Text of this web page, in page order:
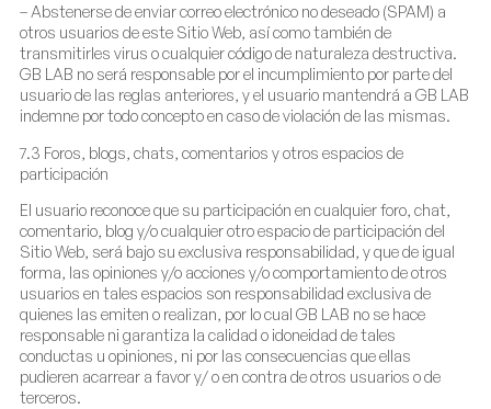
– Abstenerse de enviar correo electrónico no deseado (SPAM) a
otros usuarios de este Sitio Web, así como también de
transmitirles virus o cualquier código de naturaleza destructiva.
GB LAB no será responsable por el incumplimiento por parte del
usuario de las reglas anteriores, y el usuario mantendrá a GB LAB
indemne por todo concepto en caso de violación de las mismas.
7.3 Foros, blogs, chats, comentarios y otros espacios de
participación
El usuario reconoce que su participación en cualquier foro, chat,
comentario, blog y/o cualquier otro espacio de participación del
Sitio Web, será bajo su exclusiva responsabilidad, y que de igual
forma, las opiniones y/o acciones y/o comportamiento de otros
usuarios en tales espacios son responsabilidad exclusiva de
quienes las emiten o realizan, por lo cual GB LAB no se hace
responsable ni garantiza la calidad o idoneidad de tales
conductas u opiniones, ni por las consecuencias que ellas
pudieren acarrear a favor y/ o en contra de otros usuarios o de
terceros.